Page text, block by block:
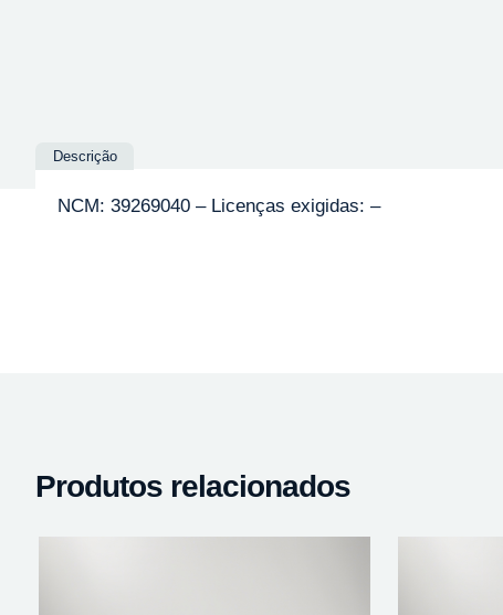
Descrição
NCM: 39269040 – Licenças exigidas: –
Produtos relacionados